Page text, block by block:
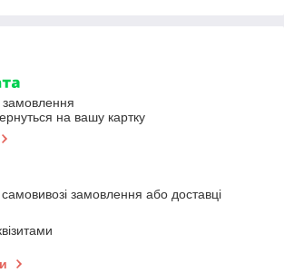
на вашу картку
замовлення або доставці